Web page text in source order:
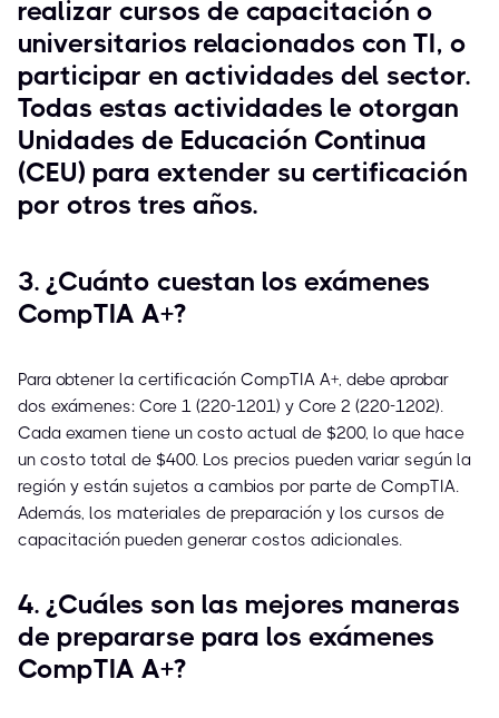
realizar cursos de capacitación o
universitarios relacionados con TI, o
participar en actividades del sector.
Todas estas actividades le otorgan
Unidades de Educación Continua
(CEU) para extender su certificación
por otros tres años.
3. ¿Cuánto cuestan los exámenes
CompTIA A+?
Para obtener la certificación CompTIA A+, debe aprobar
dos exámenes: Core 1 (220-1201) y Core 2 (220-1202).
Cada examen tiene un costo actual de $200, lo que hace
un costo total de $400. Los precios pueden variar según la
región y están sujetos a cambios por parte de CompTIA.
Además, los materiales de preparación y los cursos de
capacitación pueden generar costos adicionales.
4. ¿Cuáles son las mejores maneras
de prepararse para los exámenes
CompTIA A+?